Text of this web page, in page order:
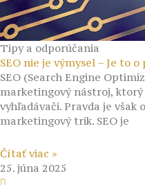
Tipy a odporúčania
SEO nie je výmysel – Je to
SEO (Search Engine
marketingový nástroj,
vyhľadávači. Pravda je však
marketingový trik. SEO je
Čítať viac »
25. júna 2025